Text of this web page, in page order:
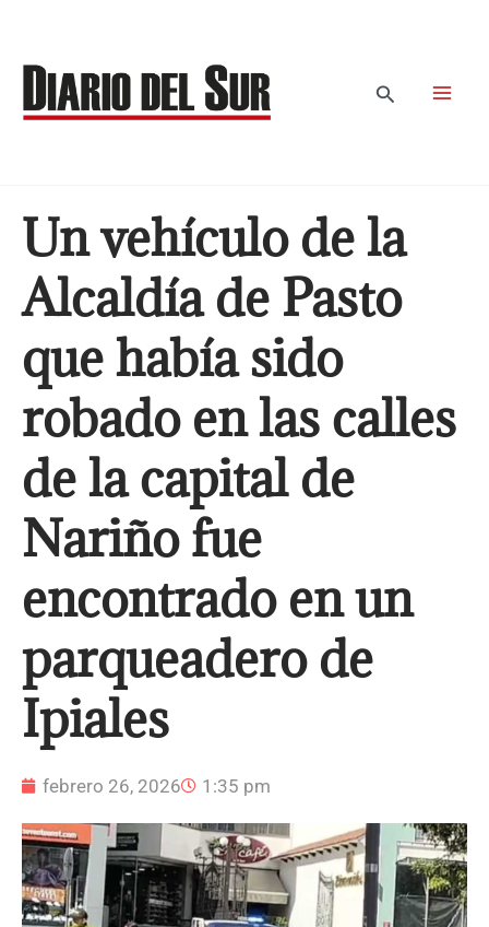
contenido
Buscar
Un vehículo de la
Alcaldía de Pasto
que había sido
robado en las calles
de la capital de
Nariño fue
encontrado en un
parqueadero de
Ipiales
febrero 26, 2026 1:35 pm